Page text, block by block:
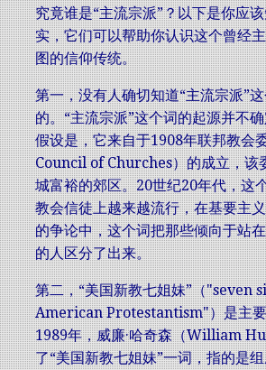
究竟谁是“主流宗派”？以下是你应
实，它们可以帮助你认识这个曾经
图的信仰传统。
第一，没有人确切知道“主流宗派”
的。“主流宗派”这个词的起源并不
假设是，它来自于1908年联邦教会
Council of Churches）的成立，该
城富裕的郊区。20世纪20年代，这
教会信徒上越来越流行，在基要主
的争论中，这个词把那些倾向于站
的人区分了出来。
第二，“美国新教七姐妹”（"seven
American Protestantism"）是主
1989年，威廉·哈奇森（William
了“美国新教七姐妹”一词，指的是